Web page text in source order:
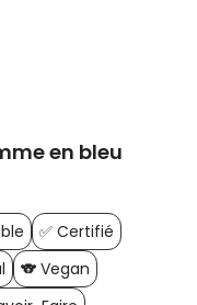
en bleu
✅ Certifié
🐨 Vegan